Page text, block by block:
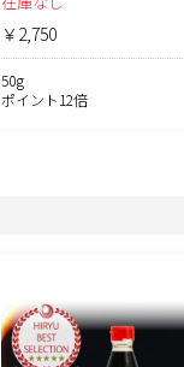
￥2,750
50g
ポイント12倍